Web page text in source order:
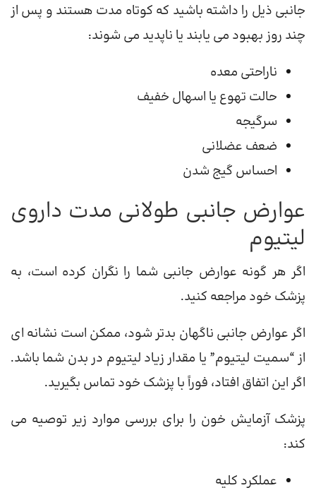
جانبی ذیل را داشته باشید که کوتاه مدت هستند و پس از
چند روز بهبود می یابند یا ناپدید می شوند:
ناراحتی معده
حالت تهوع یا اسهال خفیف
سرگیجه
ضعف عضلانی
احساس گیج شدن
عوارض جانبی طولانی مدت داروی
لیتیوم
اگر هر گونه عوارض جانبی شما را نگران کرده است، به
پزشک خود مراجعه کنید.
اگر عوارض جانبی ناگهان بدتر شود، ممکن است نشانه ای
از “سمیت لیتیوم” یا مقدار زیاد لیتیوم در بدن شما باشد.
اگر این اتفاق افتاد، فوراً با پزشک خود تماس بگیرید.
پزشک آزمایش خون را برای بررسی موارد زیر توصیه می
کند:
عملکرد کلیه